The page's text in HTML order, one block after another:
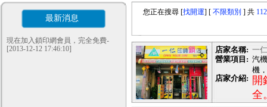
最新消息
現在加入鎖印網會員，完全免費-
[2013-12-12 17:46:10]
您正在搜尋 [找開運] [ 不限類別 ] 共
店家名稱: 一
營業項目: 汽
機
遙
汽
臍
店家介紹: 開
全